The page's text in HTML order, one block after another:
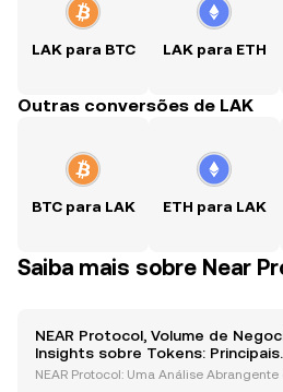
LAK para BTC LAK para ETH
Outras conversões de LAK
BTC para LAK ETH para LAK
Saiba mais sobre Near
NEAR Protocol, Volume de
Insights sobre Tokens: Principais
Desenvolvimentos que Precisa
NEAR Protocol: Uma Análise Abrangente